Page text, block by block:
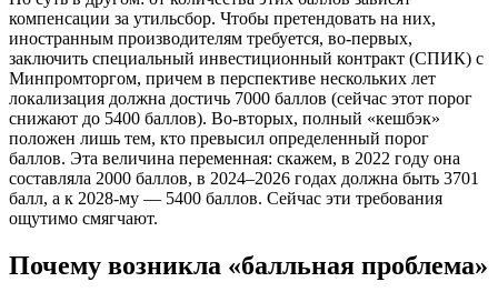
компенсации за утильсбор. Чтобы претендовать на них,
иностранным производителям требуется, во-первых,
заключить специальный инвестиционный контракт (СПИК) с
Минпромторгом, причем в перспективе нескольких лет
локализация должна достичь 7000 баллов (сейчас этот порог
снижают до 5400 баллов). Во-вторых, полный «кешбэк»
положен лишь тем, кто превысил определенный порог
баллов. Эта величина переменная: скажем, в 2022 году она
составляла 2000 баллов, в 2024–2026 годах должна быть 3701
балл, а к 2028-му — 5400 баллов. Сейчас эти требования
ощутимо смягчают.
Почему возникла «балльная проблема»